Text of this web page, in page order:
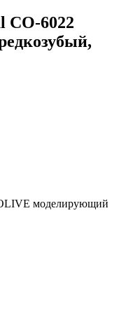
CO-6022
моделирующий